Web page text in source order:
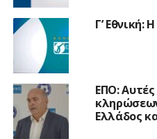
Γ’ Εθνική:
ΕΠΟ: Αυτές
Ελλάδος